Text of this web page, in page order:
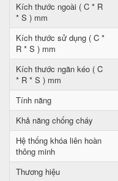
Kích thước ngoài ( C * R
* S ) mm
Kích thước sử dụng ( C *
R * S ) mm
Kích thước ngăn kéo ( C
* R * S ) mm
Tính năng
Khả năng chống cháy
Hệ thống khóa liên hoàn
thông minh
Thương hiệu